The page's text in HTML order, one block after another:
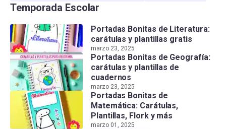
Temporada Escolar
Portadas Bonitas de Literatura:
carátulas y plantillas gratis
marzo 23, 2025
Portadas Bonitas de Geografía:
carátulas y plantillas de
cuadernos
marzo 23, 2025
Portadas Bonitas de
Matemática: Carátulas,
Plantillas, Flork y más
marzo 01, 2025